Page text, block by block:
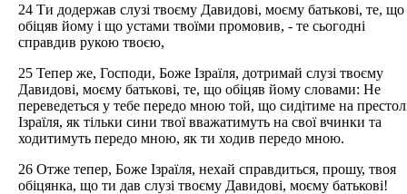
24 Ти додержав слузі твоєму Давидові, моєму батькові, те, що
обіцяв йому і що устами твоїми промовив, - те сьогодні
справдив рукою твоєю,
25 Тепер же, Господи, Боже Ізраїля, дотримай слузі твоєму
Давидові, моєму батькові, те, що обіцяв йому словами: Не
переведеться у тебе передо мною той, що сидітиме на
Ізраїля, як тільки сини твої вважатимуть на свої вчинки та
ходитимуть передо мною, як ти ходив передо мною.
26 Отже тепер, Боже Ізраїля, нехай справдиться, прошу, твоя
обіцянка, що ти дав слузі твоєму Давидові, моєму батькові!